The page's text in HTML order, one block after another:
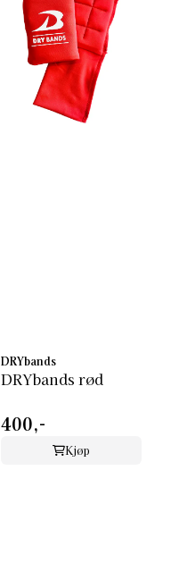
DRYbands
DRYbands rød
400,-
Kjøp